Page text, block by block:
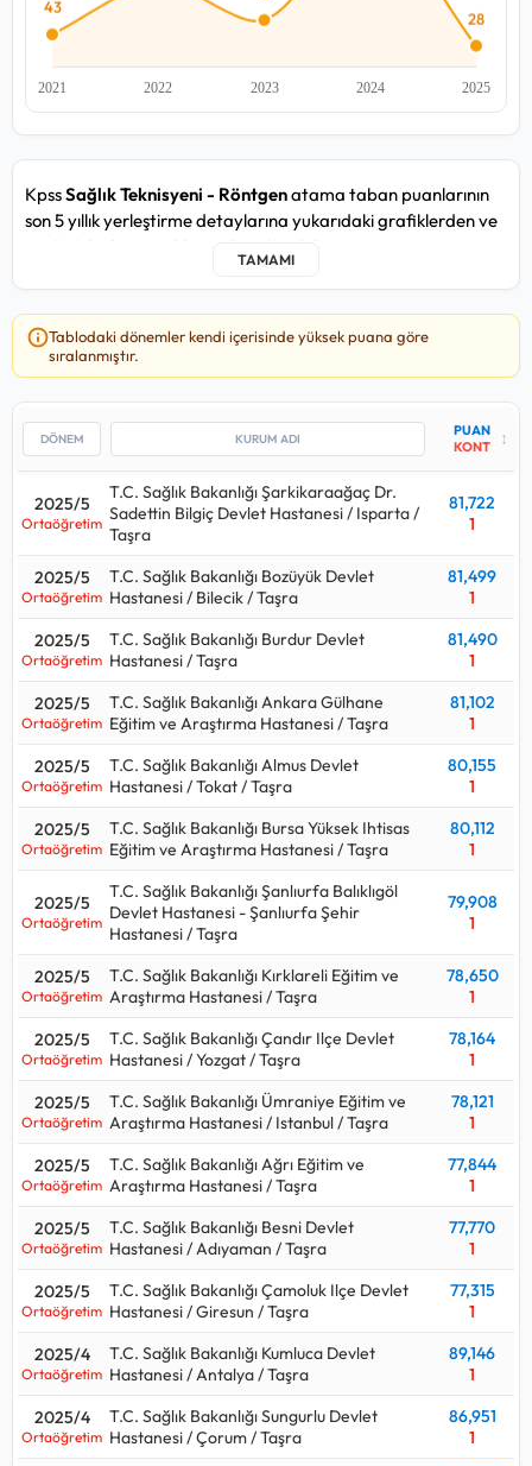
KpssSağlık Teknisyeni - Röntgenatama taban puanlarının
son 5 yıllık yerleştirme detaylarına yukarıdaki grafiklerden ve
2025/5 atama döneminde, en düşük77,315puan ile T.C. Sağlık
Bakanlığı Çamoluk Ilçe Devlet Hastanesi / Giresun / Taşra
kurumuna, en yüksek
Taşra kurumuna yerleşilmiş.
Bakanlığı Besni Devlet Hastanesi / Adıyaman / Taşra kurumu
en çok1kişi almış.
kişilik kontenjan ile 2025 yılındaki28kişilik kontenjana bakılırsa
Sağlık Teknisyeni - Röntgen alımları için açılan kurum ilanlarına
görülüyor.
Sağlık Teknisyeni - Röntgenkadrosu hangi puan türünden
alıyor sorusunun cevabı eğitim türüne göre değişmektedir.
Önlisans düzeyinde alım yaparsa:Kpss P93
Kpss sınavı ile hangi kurumlar Sağlık Teknisyeni - Röntgen
alıyor, Sağlık Teknisyeni - Röntgen için kaç puan gerekir, kpss
Sağlık Teknisyeni - Röntgen kontenjanı ne kadar sorularının
cevaplarını aşağıdaki tabloda bulabilirsiniz.
Sağlık Teknisyeni - Röntgen ortalama maaşı aralığı
58.000 TL
- 63.000 TLolup, 2026 Ocak yardımcı hizmetler ve teknisyen
başlangıç maaşıdır.
Tablodaki dönemler kendi içerisinde yüksek puana göre
sıralanmıştır.
↕
PUAN
KONT
2025/5
Ortaöğretim
T.C. Sağlık Bakanlığı Şarkikaraağaç Dr.
Sadettin Bilgiç Devlet Hastanesi / Isparta /
Taşra
81,722
1
2025/5
Ortaöğretim
T.C. Sağlık Bakanlığı Bozüyük Devlet
Hastanesi / Bilecik / Taşra
81,499
1
2025/5
Ortaöğretim
T.C. Sağlık Bakanlığı Burdur Devlet
Hastanesi / Taşra
81,490
1
2025/5
Ortaöğretim
T.C. Sağlık Bakanlığı Ankara Gülhane
Eğitim ve Araştırma Hastanesi / Taşra
81,102
1
2025/5
Ortaöğretim
T.C. Sağlık Bakanlığı Almus Devlet
Hastanesi / Tokat / Taşra
80,155
1
2025/5
Ortaöğretim
T.C. Sağlık Bakanlığı Bursa Yüksek Ihtisas
Eğitim ve Araştırma Hastanesi / Taşra
80,112
1
2025/5
Ortaöğretim
T.C. Sağlık Bakanlığı Şanlıurfa Balıklıgöl
Devlet Hastanesi - Şanlıurfa Şehir
Hastanesi / Taşra
79,908
1
2025/5
Ortaöğretim
T.C. Sağlık Bakanlığı Kırklareli Eğitim ve
Araştırma Hastanesi / Taşra
78,650
1
2025/5
Ortaöğretim
T.C. Sağlık Bakanlığı Çandır Ilçe Devlet
Hastanesi / Yozgat / Taşra
78,164
1
2025/5
Ortaöğretim
T.C. Sağlık Bakanlığı Ümraniye Eğitim ve
Araştırma Hastanesi / Istanbul / Taşra
78,121
1
2025/5
Ortaöğretim
T.C. Sağlık Bakanlığı Ağrı Eğitim ve
Araştırma Hastanesi / Taşra
77,844
1
2025/5
Ortaöğretim
T.C. Sağlık Bakanlığı Besni Devlet
Hastanesi / Adıyaman / Taşra
77,770
1
2025/5
Ortaöğretim
T.C. Sağlık Bakanlığı Çamoluk Ilçe Devlet
Hastanesi / Giresun / Taşra
77,315
1
2025/4
Ortaöğretim
T.C. Sağlık Bakanlığı Kumluca Devlet
Hastanesi / Antalya / Taşra
89,146
1
2025/4
Ortaöğretim
T.C. Sağlık Bakanlığı Sungurlu Devlet
Hastanesi / Çorum / Taşra
86,951
1